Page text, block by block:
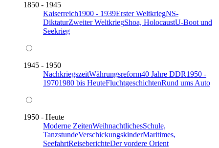
1850 - 1945
Kaiserreich1900 - 1939Erster WeltkriegNS-
DiktaturZweiter WeltkriegShoa, HolocaustU-Boot und
Seekrieg
1945 - 1950
NachkriegszeitWährungsreform40 Jahre DDR1950 -
19701980 bis HeuteFluchtgeschichtenRund ums Auto
1950 - Heute
Moderne ZeitenWeihnachtlichesSchule,
TanzstundeVerschickungskinderMaritimes,
SeefahrtReiseberichteDer vordere Orient